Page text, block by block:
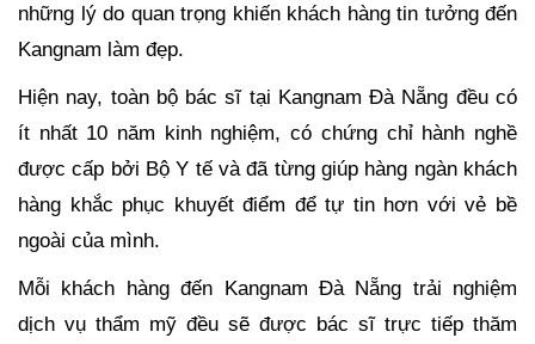
những lý do quan trọng khiến khách hàng tin tưởng đến
Kangnam làm đẹp.
Hiện nay, toàn bộ bác sĩ tại Kangnam Đà Nẵng đều có
ít nhất 10 năm kinh nghiệm, có chứng chỉ hành nghề
được cấp bởi Bộ Y tế và đã từng giúp hàng ngàn khách
hàng khắc phục khuyết điểm để tự tin hơn với vẻ bề
ngoài của mình.
Mỗi khách hàng đến Kangnam Đà Nẵng trải nghiệm
dịch vụ thẩm mỹ đều sẽ được bác sĩ trực tiếp thăm